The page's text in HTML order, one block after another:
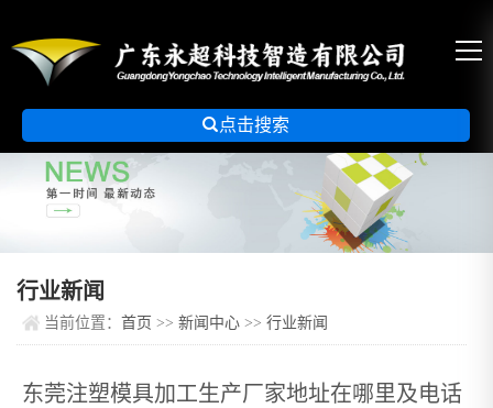
 点击搜索
行业新闻
当前位置：首页 >>新闻中心 >>行业新闻
东莞注塑模具加工生产厂家地址在哪里及电话